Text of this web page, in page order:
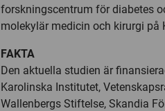
forskningscentrum för diabetes
molekylär medicin och kirurgi på
FAKTA
Den aktuella studien är
Karolinska Institutet,
Wallenbergs Stiftelse, Skandia